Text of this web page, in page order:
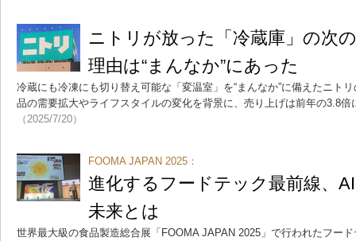
ニトリが放った「冷蔵庫」の次
理由は“まんなか”にあった
冷蔵にも冷凍にも切り替え可能な「変温室」を“まんなか”に備えたニト
品の需要拡大やライフスタイルの変化を背景に、売り上げは前年の3.8
（2025/7/20）
FOOMA JAPAN 2025：
進化するフードテック最前線、
未来とは
世界最大級の食品製造総合展「FOOMA JAPAN 2025」で行われたフー